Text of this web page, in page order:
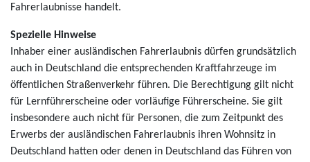
Fahrerlaubnisse handelt.
Spezielle Hinweise
Inhaber einer ausländischen Fahrerlaubnis dürfen grundsätzlich
auch in Deutschland die entsprechenden Kraftfahrzeuge im
öffentlichen Straßenverkehr führen. Die Berechtigung gilt nicht
für Lernführerscheine oder vorläufige Führerscheine. Sie gilt
insbesondere auch nicht für Personen, die zum Zeitpunkt des
Erwerbs der ausländischen Fahrerlaubnis ihren Wohnsitz in
Deutschland hatten oder denen in Deutschland das Führen von